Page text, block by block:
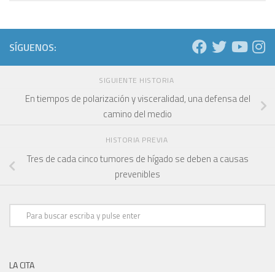
SÍGUENOS:
SIGUIENTE HISTORIA
En tiempos de polarización y visceralidad, una defensa del
camino del medio
HISTORIA PREVIA
Tres de cada cinco tumores de hígado se deben a causas
prevenibles
LA CITA